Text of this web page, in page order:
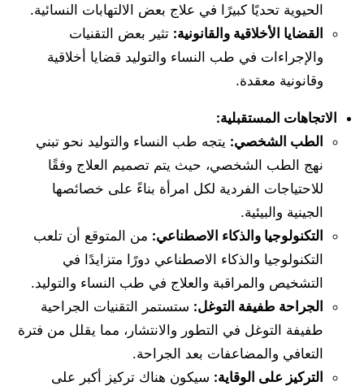
الحيوية تحديًا كبيرًا في علاج بعض الالتهابات النسائية.
القضايا الأخلاقية والقانونية: تثير بعض التقنيات
والإجراءات في طب النساء والتوليد قضايا أخلاقية
وقانونية معقدة.
الاتجاهات المستقبلية:
الطب الشخصي: يتجه طب النساء والتوليد نحو تبني
نهج الطب الشخصي، حيث يتم تصميم العلاج وفقًا
للاحتياجات الفردية لكل امرأة بناءً على خصائصها
الجينية والبيئية.
التكنولوجيا والذكاء الاصطناعي: من المتوقع أن تلعب
التكنولوجيا والذكاء الاصطناعي دورًا متزايدًا في
التشخيص والمراقبة والعلاج في طب النساء والتوليد.
الجراحة طفيفة التوغل: ستستمر التقنيات الجراحية
طفيفة التوغل في التطور والانتشار، مما يقلل من فترة
التعافي والمضاعفات بعد الجراحة.
التركيز على الوقاية: سيكون هناك تركيز أكبر على